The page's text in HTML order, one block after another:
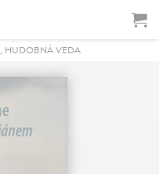
HUDOBNÁ VEDA